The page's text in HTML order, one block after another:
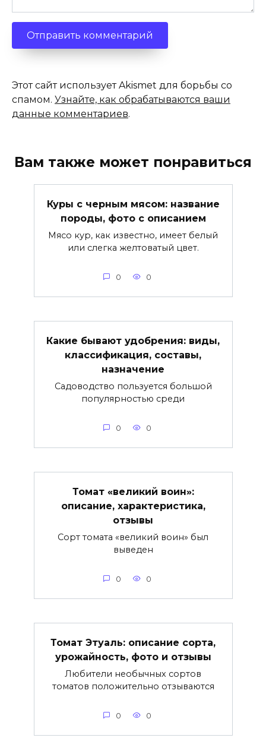
Этот сайт использует Akismet для борьбы со
спамом. Узнайте, как обрабатываются ваши
данные комментариев.
Вам также может понравиться
Куры с черным мясом: название
породы, фото с описанием
Мясо кур, как известно, имеет белый
или слегка желтоватый цвет.
0 0
Какие бывают удобрения: виды,
классификация, составы,
назначение
Садоводство пользуется большой
популярностью среди
0 0
Томат «великий воин»:
описание, характеристика,
отзывы
Сорт томата «великий воин» был
выведен
0 0
Томат Этуаль: описание сорта,
урожайность, фото и отзывы
Любители необычных сортов
томатов положительно отзываются
0 0